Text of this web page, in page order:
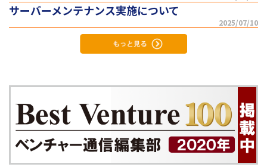
サーバーメンテナンス実施について
2025/07/10